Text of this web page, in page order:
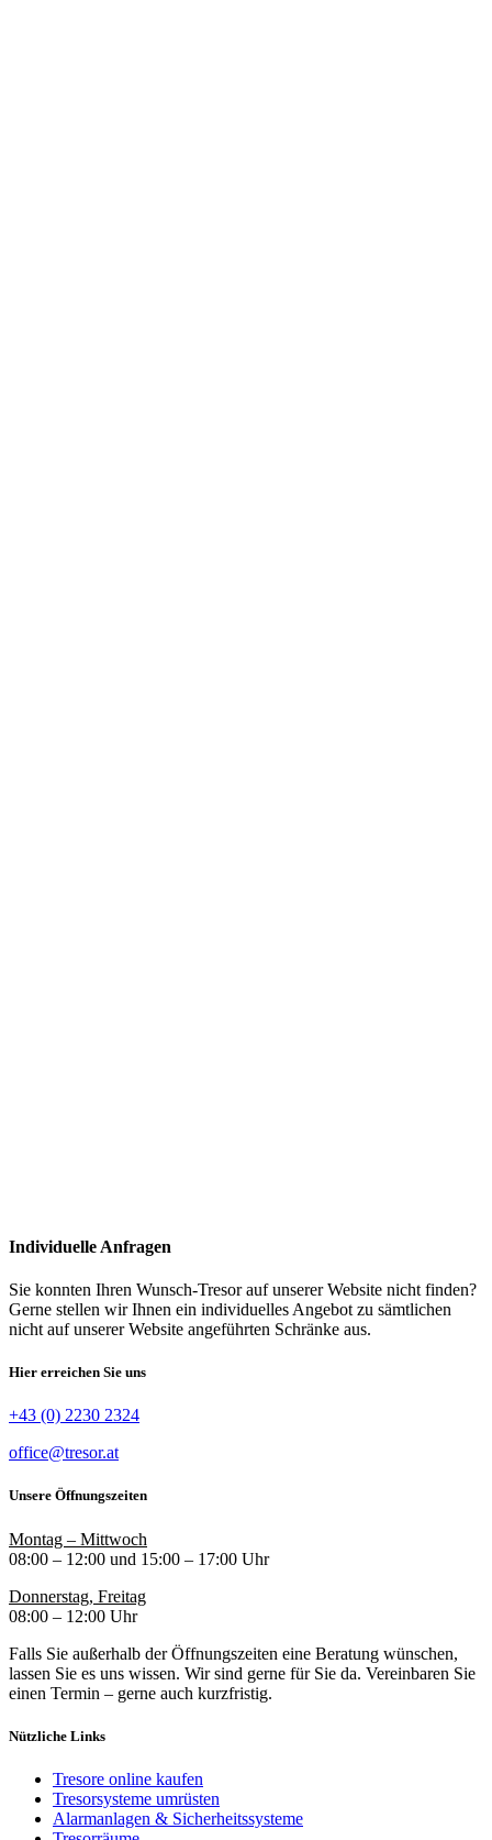
Individuelle Anfragen
Sie konnten Ihren Wunsch-Tresor auf unserer Website nicht finden?
Gerne stellen wir Ihnen ein individuelles Angebot zu sämtlichen
nicht auf unserer Website angeführten Schränke aus.
Hier erreichen Sie uns
+43 (0) 2230 2324
office@tresor.at
Unsere Öffnungszeiten
Montag – Mittwoch
08:00 – 12:00 und 15:00 – 17:00 Uhr
Donnerstag, Freitag
08:00 – 12:00 Uhr
Falls Sie außerhalb der Öffnungszeiten eine Beratung wünschen,
lassen Sie es uns wissen. Wir sind gerne für Sie da. Vereinbaren Sie
einen Termin – gerne auch kurzfristig.
Nützliche Links
Tresore online kaufen
Tresorsysteme umrüsten
Alarmanlagen & Sicherheitssysteme